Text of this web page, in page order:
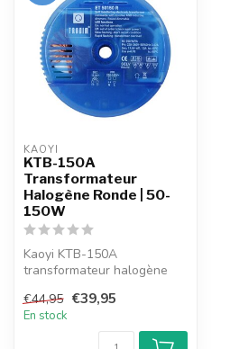
KAOYI
KTB-150A
Transformateur
Halogène Ronde | 50-
150W
Kaoyi KTB-150A
transformateur halogène
pour les lampes...
€44,95 €39,95
En stock